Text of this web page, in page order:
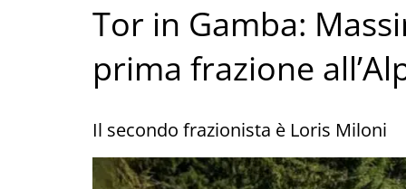
Tor in Gamba:
prima frazione
Il secondo frazionista è Loris Miloni